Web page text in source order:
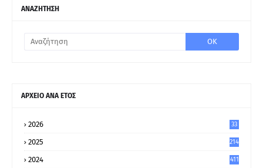
ΑΝΑΖΗΤΗΣΗ
ΑΡΧΕΙΟ ΑΝΑ ΕΤΟΣ
2026 33
2025 214
2024 411